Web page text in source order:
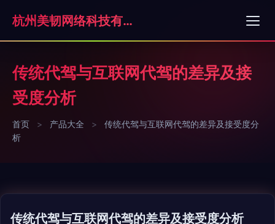
杭州美韧网络科技有限公司
传统代驾与互联网代驾的差异及接
受度分析
首页 > 产品大全 >
传统代驾与互联网代驾的差异及接受度分
析
传统代驾与互联网代驾的差异及接受度分析